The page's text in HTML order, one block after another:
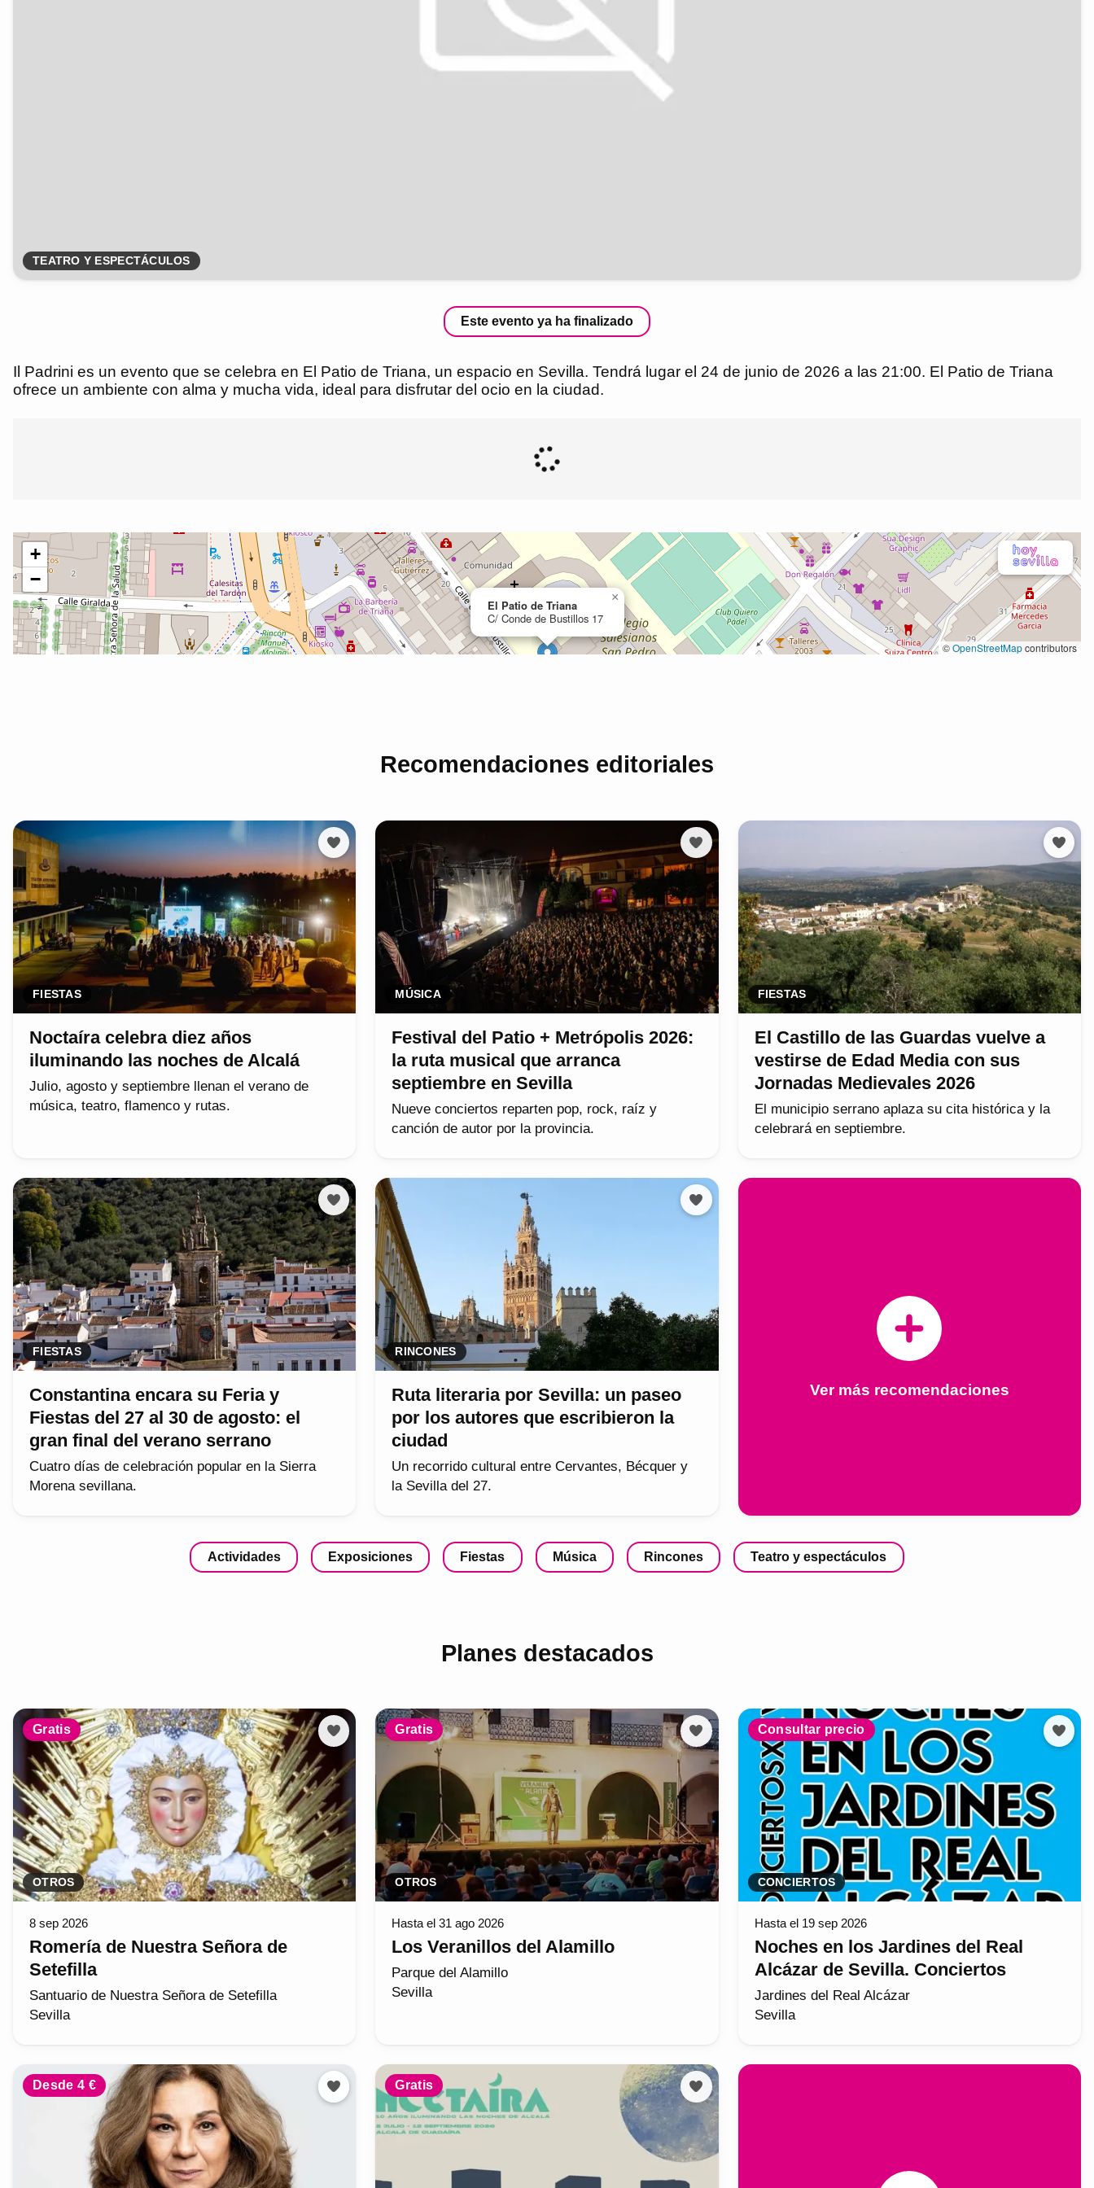
TEATRO Y ESPECTÁCULOS
Este evento ya ha finalizado
Il Padrini es un evento que se celebra en El Patio de Triana, un espacio en Sevilla. Tendrá lugar el 24 de junio de 2026 a las 21:00. El Patio de Triana
ofrece un ambiente con alma y mucha vida, ideal para disfrutar del ocio en la ciudad.
Recomendaciones editoriales
FIESTAS
Noctaíra celebra diez años
iluminando las noches de Alcalá
Julio, agosto y septiembre llenan el verano de
música, teatro, flamenco y rutas.
MÚSICA
Festival del Patio + Metrópolis 2026:
la ruta musical que arranca
septiembre en Sevilla
Nueve conciertos reparten pop, rock, raíz y
canción de autor por la provincia.
FIESTAS
El Castillo de las Guardas vuelve a
vestirse de Edad Media con sus
Jornadas Medievales 2026
El municipio serrano aplaza su cita histórica y la
celebrará en septiembre.
FIESTAS
Constantina encara su Feria y
Fiestas del 27 al 30 de agosto: el
gran final del verano serrano
Cuatro días de celebración popular en la Sierra
Morena sevillana.
RINCONES
Ruta literaria por Sevilla: un paseo
por los autores que escribieron la
ciudad
Un recorrido cultural entre Cervantes, Bécquer y
la Sevilla del 27.
Ver más recomendaciones
Actividades Exposiciones Fiestas Música Rincones Teatro y espectáculos
Planes destacados
Gratis
OTROS
8 sep 2026
Romería de Nuestra Señora de
Setefilla
Santuario de Nuestra Señora de Setefilla
Sevilla
Gratis
OTROS
Hasta el 31 ago 2026
Los Veranillos del Alamillo
Parque del Alamillo
Sevilla
Consultar precio
CONCIERTOS
Hasta el 19 sep 2026
Noches en los Jardines del Real
Alcázar de Sevilla. Conciertos
Jardines del Real Alcázar
Sevilla
Desde 4 € Gratis